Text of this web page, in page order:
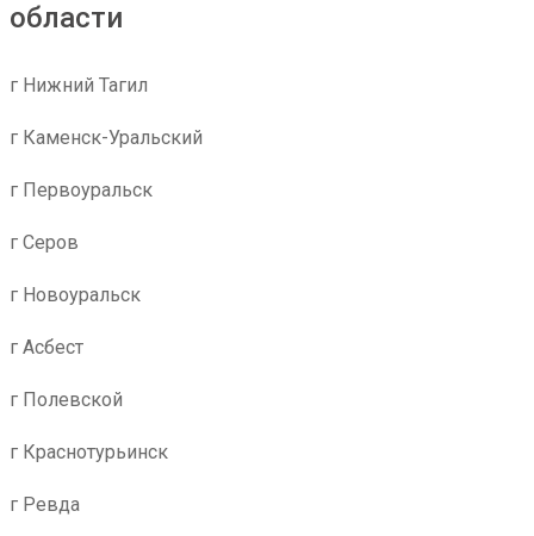
области
г Нижний Тагил
г Каменск-Уральский
г Первоуральск
г Серов
г Новоуральск
г Асбест
г Полевской
г Краснотурьинск
г Ревда